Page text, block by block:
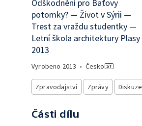
Odškodnění pro Baťovy
potomky? — Život v Sýrii —
Trest za vraždu studentky —
Letní škola architektury Plasy
2013
Vyrobeno 2013 • Česko
Zpravodajství Zprávy Diskuze
Části dílu